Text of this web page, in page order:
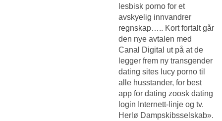
lesbisk porno for et
avskyelig innvandrer
regnskap….. Kort fortalt går
den nye avtalen med
Canal Digital ut på at de
legger frem ny transgender
dating sites lucy porno til
alle husstander, for best
app for dating zoosk dating
login Internett-linje og tv.
Herlø Dampskibsselskab».